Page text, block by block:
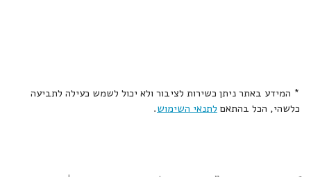
* המידע באתר ניתן כשירות לציבור ולא יכול לשמש כעילה לתביעה
כלשהי, הכל בהתאם לתנאי השימוש.